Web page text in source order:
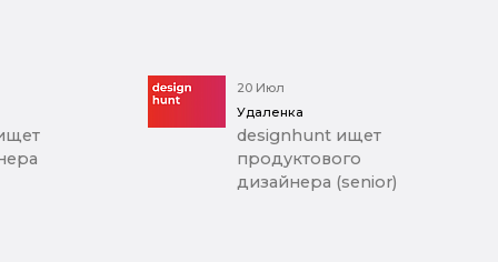
20 Июл
Удаленка
designhunt ищет
продуктового
дизайнера (senior)